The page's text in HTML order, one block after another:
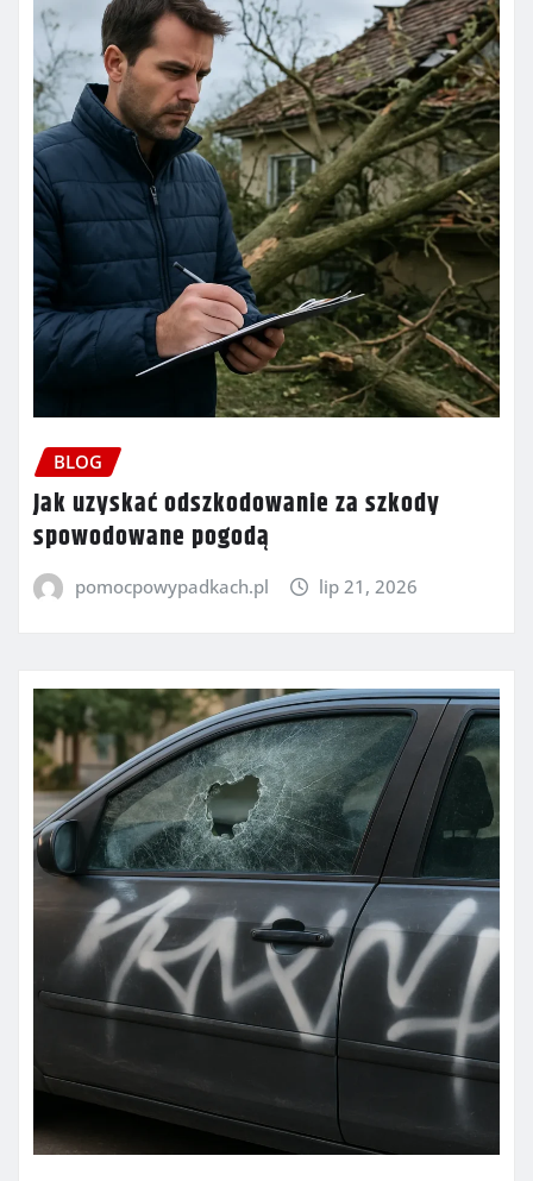
BLOG
Jak uzyskać odszkodowanie za szkody
spowodowane pogodą
pomocpowypadkach.pl lip 21, 2026